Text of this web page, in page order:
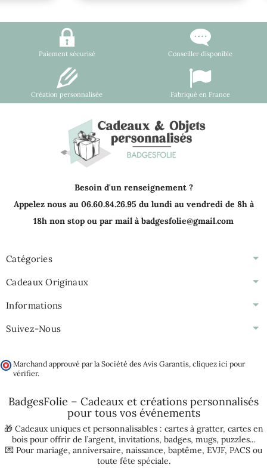
Paiement sécurisé Conseiller disponible
Création personnalisée Fabriqué en France
Besoin d'un renseignement ?
Appelez nous au 06.60.84.26.95 du lundi au vendredi de 8h à
18h non stop ou par mail à badgesfolie@gmail.com
Catégories
Cadeaux Originaux
Informations
Suivez-Nous
Marchand approuvé par la Société des Avis Garantis, cliquez ici pour
vérifier.
BadgesFolie – Cadeaux et créations personnalisés
pour tous vos événements
🎁 Cadeaux uniques et personnalisables : cartes à gratter, cartes en
bois pour offrir de l’argent, invitations, badges, mugs, puzzles...
💌 Pour mariage, anniversaire, naissance, baptême, EVJF, PACSou
toute fête spéciale.